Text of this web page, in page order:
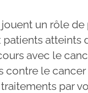
un rôle de
atteints
avec le
contre le
par